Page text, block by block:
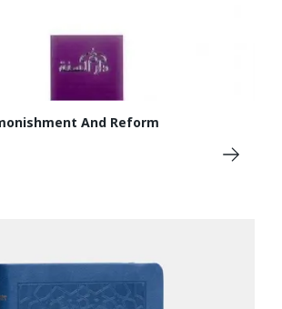
And Reform